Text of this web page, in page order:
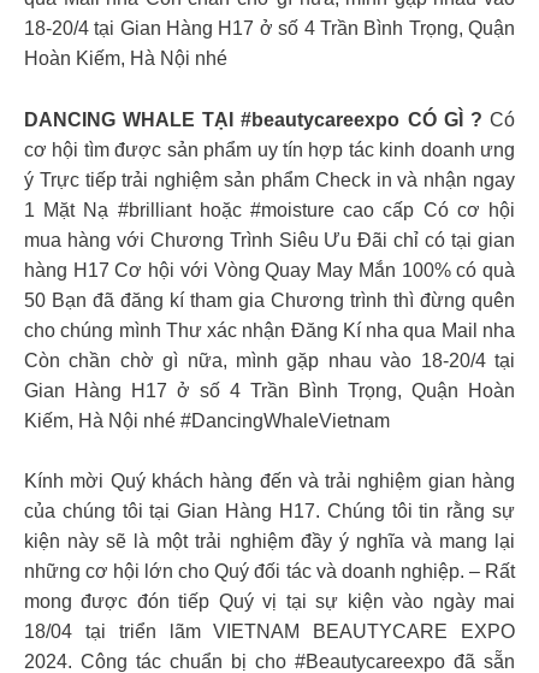
18-20/4 tại Gian Hàng H17 ở số 4 Trần Bình Trọng, Quận
Hoàn Kiếm, Hà Nội nhé
DANCING WHALE TẠI #beautycareexpo CÓ GÌ ? Có
cơ hội tìm được sản phẩm uy tín hợp tác kinh doanh ưng
ý Trực tiếp trải nghiệm sản phẩm Check in và nhận ngay
1 Mặt Nạ #brilliant hoặc #moisture cao cấp Có cơ hội
mua hàng với Chương Trình Siêu Ưu Đãi chỉ có tại gian
hàng H17 Cơ hội với Vòng Quay May Mắn 100% có quà
50 Bạn đã đăng kí tham gia Chương trình thì đừng quên
cho chúng mình Thư xác nhận Đăng Kí nha qua Mail nha
Còn chần chờ gì nữa, mình gặp nhau vào 18-20/4 tại
Gian Hàng H17 ở số 4 Trần Bình Trọng, Quận Hoàn
Kiếm, Hà Nội nhé #DancingWhaleVietnam
Kính mời Quý khách hàng đến và trải nghiệm gian hàng
của chúng tôi tại Gian Hàng H17. Chúng tôi tin rằng sự
kiện này sẽ là một trải nghiệm đầy ý nghĩa và mang lại
những cơ hội lớn cho Quý đối tác và doanh nghiệp. – Rất
mong được đón tiếp Quý vị tại sự kiện vào ngày mai
18/04 tại triển lãm VIETNAM BEAUTYCARE EXPO
2024. Công tác chuẩn bị cho #Beautycareexpo đã sẵn